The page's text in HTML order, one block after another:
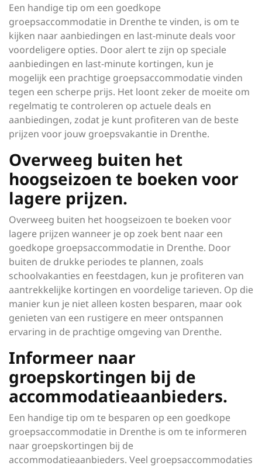
Een handige tip om een goedkope
groepsaccommodatie in Drenthe te vinden, is om te
kijken naar aanbiedingen en last-minute deals voor
voordeligere opties. Door alert te zijn op speciale
aanbiedingen en last-minute kortingen, kun je
mogelijk een prachtige groepsaccommodatie vinden
tegen een scherpe prijs. Het loont zeker de moeite om
regelmatig te controleren op actuele deals en
aanbiedingen, zodat je kunt profiteren van de beste
prijzen voor jouw groepsvakantie in Drenthe.
Overweeg buiten het
hoogseizoen te boeken voor
lagere prijzen.
Overweeg buiten het hoogseizoen te boeken voor
lagere prijzen wanneer je op zoek bent naar een
goedkope groepsaccommodatie in Drenthe. Door
buiten de drukke periodes te plannen, zoals
schoolvakanties en feestdagen, kun je profiteren van
aantrekkelijke kortingen en voordelige tarieven. Op die
manier kun je niet alleen kosten besparen, maar ook
genieten van een rustigere en meer ontspannen
ervaring in de prachtige omgeving van Drenthe.
Informeer naar
groepskortingen bij de
accommodatieaanbieders.
Een handige tip om te besparen op een goedkope
groepsaccommodatie in Drenthe is om te informeren
naar groepskortingen bij de
accommodatieaanbieders. Veel groepsaccommodaties